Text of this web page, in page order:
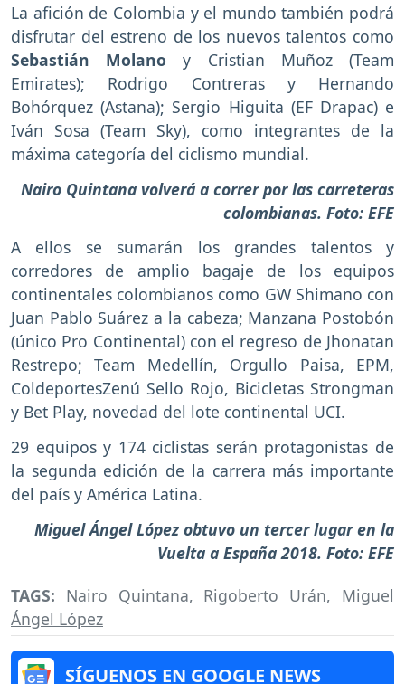
La afición de Colombia y el mundo también podrá
disfrutar del estreno de los nuevos talentos como
Sebastián Molano y Cristian Muñoz (Team
Emirates); Rodrigo Contreras y Hernando
Bohórquez (Astana); Sergio Higuita (EF Drapac) e
Iván Sosa (Team Sky), como integrantes de la
máxima categoría del ciclismo mundial.
Nairo Quintana volverá a correr por las carreteras
colombianas. Foto: EFE
A ellos se sumarán los grandes talentos y
corredores de amplio bagaje de los equipos
continentales colombianos como GW Shimano con
Juan Pablo Suárez a la cabeza; Manzana Postobón
(único Pro Continental) con el regreso de Jhonatan
Restrepo; Team Medellín, Orgullo Paisa, EPM,
ColdeportesZenú Sello Rojo, Bicicletas Strongman
y Bet Play, novedad del lote continental UCI.
29 equipos y 174 ciclistas serán protagonistas de
la segunda edición de la carrera más importante
del país y América Latina.
Miguel Ángel López obtuvo un tercer lugar en la
Vuelta a España 2018. Foto: EFE
TAGS: Nairo Quintana, Rigoberto Urán, Miguel
Ángel López
SÍGUENOS EN GOOGLE NEWS